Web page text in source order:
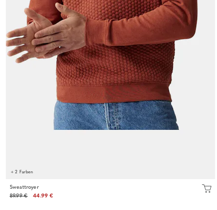
+ 2 Farben
Sweattroyer
89.99 €
44.99 €